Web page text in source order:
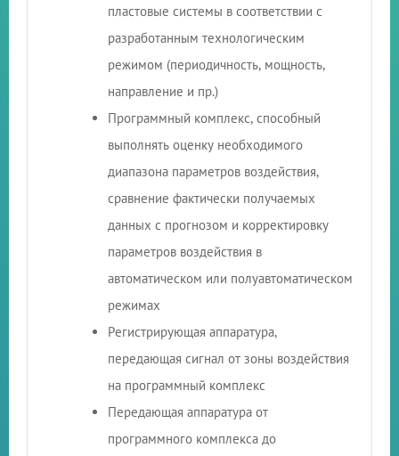
пластовые системы в соответствии с
разработанным технологическим
режимом (периодичность, мощность,
направление и пр.)
Программный комплекс, способный
выполнять оценку необходимого
диапазона параметров воздействия,
сравнение фактически получаемых
данных с прогнозом и корректировку
параметров воздействия в
автоматическом или полуавтоматическом
режимах
Регистрирующая аппаратура,
передающая сигнал от зоны воздействия
на программный комплекс
Передающая аппаратура от
программного комплекса до